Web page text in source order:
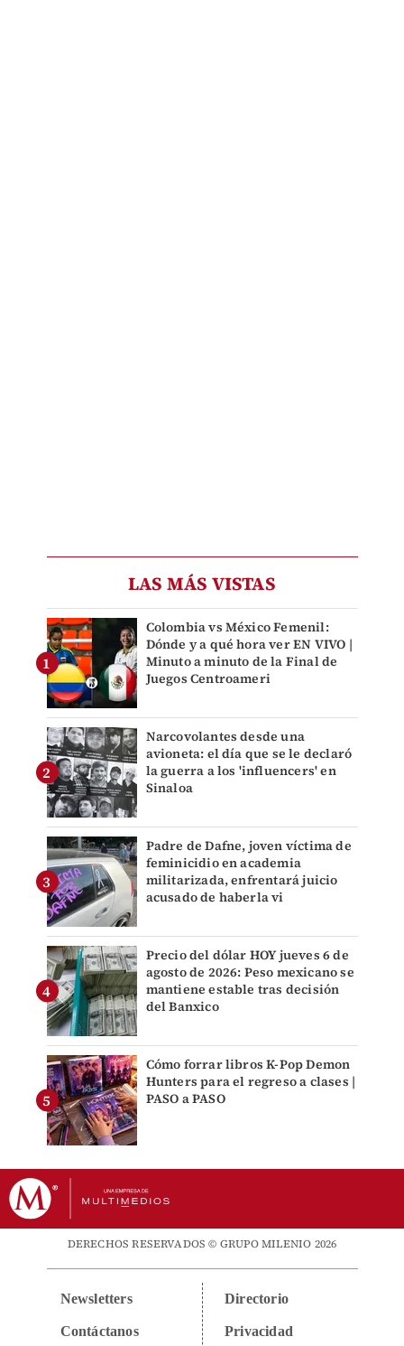
LAS MÁS VISTAS
Colombia vs México Femenil:
Dónde y a qué hora ver EN VIVO |
Minuto a minuto de la Final de
Juegos Centroameri
Narcovolantes desde una
avioneta: el día que se le declaró
la guerra a los 'influencers' en
Sinaloa
Padre de Dafne, joven víctima de
feminicidio en academia
militarizada, enfrentará juicio
acusado de haberla vi
Precio del dólar HOY jueves 6 de
agosto de 2026: Peso mexicano se
mantiene estable tras decisión
del Banxico
Cómo forrar libros K-Pop Demon
Hunters para el regreso a clases |
PASO a PASO
DERECHOS RESERVADOS © GRUPO MILENIO 2026
Newsletters
Contáctanos
Directorio
Privacidad